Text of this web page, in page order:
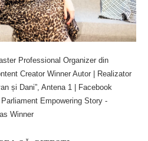
Professional Organizer din
Creator Winner Autor | Realizator
și Dani”, Antena 1 | Facebook
Empowering Story -
Winner